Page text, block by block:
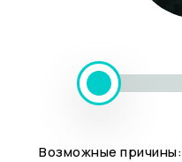
Возможные причины: